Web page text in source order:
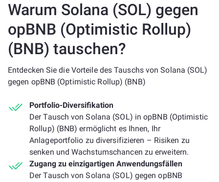
Warum Solana (SOL) gegen
opBNB (Optimistic Rollup)
(BNB) tauschen?
Entdecken Sie die Vorteile des Tauschs von Solana (SOL)
gegen opBNB (Optimistic Rollup) (BNB)
Portfolio-Diversifikation
Der Tausch von Solana (SOL) in opBNB (Optimistic
Rollup) (BNB) ermöglicht es Ihnen, Ihr
Anlageportfolio zu diversifizieren – Risiken zu
senken und Wachstumschancen zu erweitern.
Zugang zu einzigartigen Anwendungsfällen
Der Tausch von Solana (SOL) gegen opBNB